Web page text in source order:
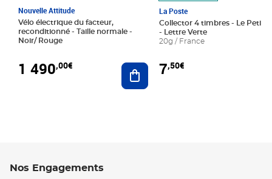
Nouvelle Attitude
Vélo électrique du facteur,
reconditionné - Taille normale -
Noir/ Rouge
1 490,00€ Ajouter au panier
La Poste
Collector 4 timbres - Le Petit
- Lettre Verte
20g / France
7,50€
Nos Engagements